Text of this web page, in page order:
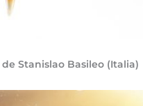
de Stanislao Basileo (Italia)